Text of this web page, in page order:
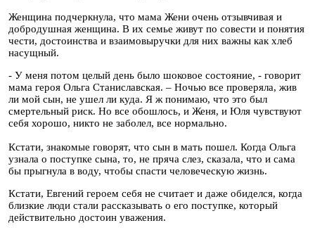
Женщина подчеркнула, что мама Жени очень отзывчивая и
добродушная женщина. В их семье живут по совести и понятия
чести, достоинства и взаимовыручки для них важны как хлеб
насущный.
- У меня потом целый день было шоковое состояние, - говорит
мама героя Ольга Станиславская. – Ночью все проверяла, жив
ли мой сын, не ушел ли куда. Я ж понимаю, что это был
смертельный риск. Но все обошлось, и Женя, и Юля чувствуют
себя хорошо, никто не заболел, все нормально.
Кстати, знакомые говорят, что сын в мать пошел. Когда Ольга
узнала о поступке сына, то, не пряча слез, сказала, что и сама
бы прыгнула в воду, чтобы спасти человеческую жизнь.
Кстати, Евгений героем себя не считает и даже обиделся, когда
близкие люди стали рассказывать о его поступке, который
действительно достоин уважения.